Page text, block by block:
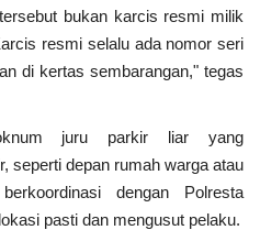
bukan karcis resmi milik
resmi selalu ada nomor seri
di kertas sembarangan," tegas
juru parkir liar yang
seperti depan rumah warga atau
dengan Polresta
pasti dan mengusut pelaku.